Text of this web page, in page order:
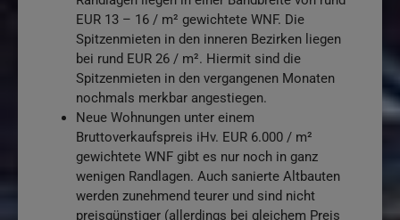
EUR 13 – 16 / m² gewichtete WNF. Die
Spitzenmieten in den inneren Bezirken liegen
bei rund EUR 26 / m². Hiermit sind die
Spitzenmieten in den vergangenen Monaten
nochmals merkbar angestiegen.
Neue Wohnungen unter einem
Bruttoverkaufspreis iHv. EUR 6.000 / m²
gewichtete WNF gibt es nur noch in ganz
wenigen Randlagen. Auch sanierte Altbauten
werden zunehmend teurer und sind nicht
preisgünstiger (allerdings bei gleichem Preis